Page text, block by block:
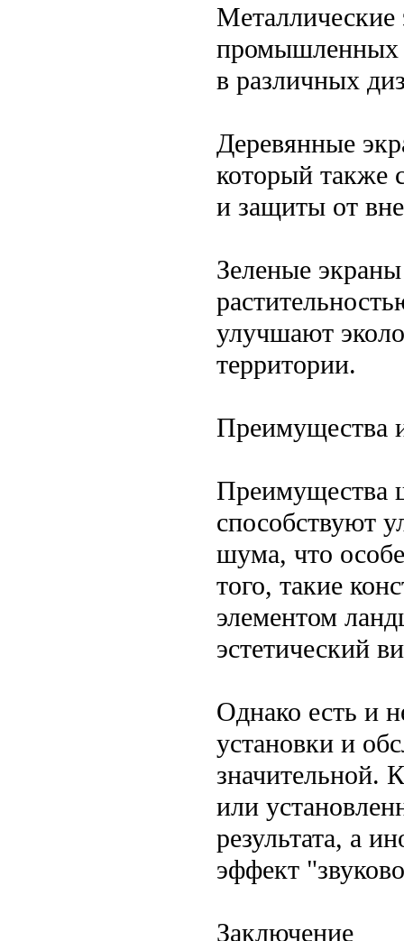
Металлические
промышленных
в различных
Деревянные
который также
и защиты от
Зеленые
улучшают
территории.
Преимущества
Преимущества
способствуют
шума, что
того, такие
элементом
эстетический
Однако есть и
установки и
значительной.
или
результата, а
эффект
Заключение